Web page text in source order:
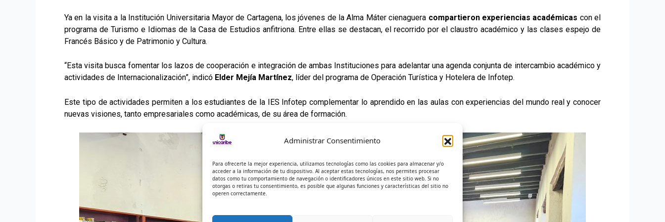
Administrar Consentimiento
Para ofrecerte la mejor experiencia, utilizamos tecnologías como las cookies para almacenar y/o
acceder a la información de tu dispositivo. Al aceptar estas tecnologías, nos permites procesar
datos como tu comportamiento de navegación o identificadores únicos en este sitio web. Si no
otorgas o retiras tu consentimiento, es posible que algunas funciones y características del sitio no
operen correctamente.
Ya en la visita a la Institución Universitaria Mayor de Cartagena, los jóvenes de la Alma Máter cienaguera compartieron experiencias académicas con el
programa de Turismo e Idiomas de la Casa de Estudios anfitriona. Entre ellas se destacan, el recorrido por el claustro académico y las clases espejo de
Francés Básico y de Patrimonio y Cultura.
“Esta visita busca fomentar los lazos de cooperación e integración de ambas Instituciones para adelantar una agenda conjunta de intercambio académico y
actividades de Internacionalización”, indicó Elder Mejía Martínez, líder del programa de Operación Turística y Hotelera de Infotep.
Este tipo de actividades permiten a los estudiantes de la IES Infotep complementar lo aprendido en las aulas con experiencias del mundo real y conocer
nuevas visiones, tanto empresariales como académicas, de su área de formación.